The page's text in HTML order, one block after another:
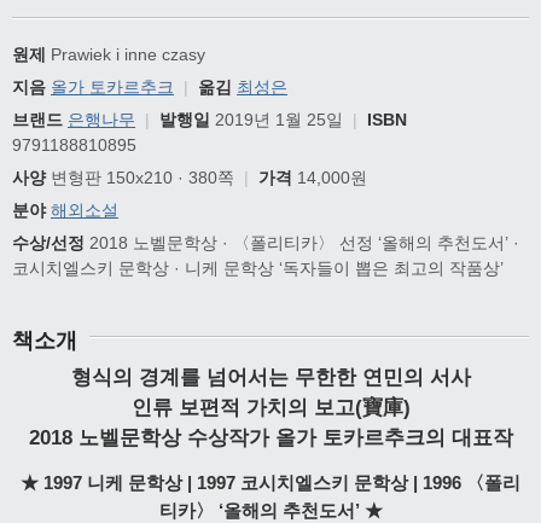
원제 Prawiek i inne czasy
지음 올가 토카르추크 | 옮김 최성은
브랜드 은행나무 | 발행일 2019년 1월 25일 |
ISBN
9791188810895
사양변형판 150x210 · 380쪽 | 가격 14,000원
분야 해외소설
수상/선정 2018 노벨문학상 · 〈폴리티카〉 선정 ‘올해의 추천도서’ ·
코시치엘스키 문학상 · 니케 문학상 ‘독자들이 뽑은 최고의 작품상’
책소개
형식의 경계를 넘어서는 무한한 연민의 서사
인류 보편적 가치의 보고(寶庫)
2018 노벨문학상 수상작가 올가 토카르추크의 대표작
★ 1997 니케 문학상 | 1997 코시치엘스키 문학상 | 1996 〈폴리
티카〉 ‘올해의 추천도서’ ★